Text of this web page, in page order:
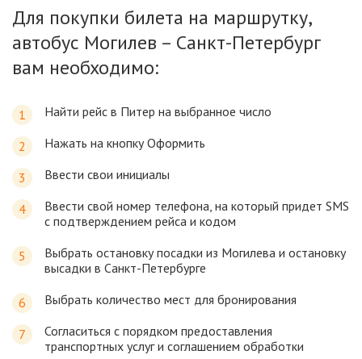
Для покупки билета на маршрутку,
автобус Могилев – Санкт-Петербург
вам необходимо:
Найти рейс в Питер на выбранное число
Нажать на кнопку Оформить
Ввести свои инициалы
Ввести свой номер телефона, на который придет SMS
с подтверждением рейса и кодом
Выбрать остановку посадки из Могилева и остановку
высадки в Санкт-Петербурге
Выбрать количество мест для бронирования
Согласиться с порядком предоставления
транспортных услуг и соглашением обработки